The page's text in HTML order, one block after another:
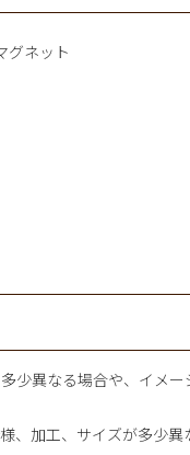
グネット
少異なる場合や、イメー
、加工、サイズが多少異